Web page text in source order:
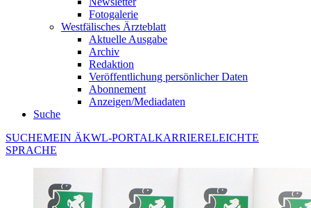
Fotogalerie
Westfälisches Ärzteblatt
Aktuelle Ausgabe
Archiv
Redaktion
Veröffentlichung persönlicher Daten
Abonnement
Anzeigen/Mediadaten
Suche
SUCHEMEIN ÄKWL-PORTALKARRIERELEICHTE
SPRACHE